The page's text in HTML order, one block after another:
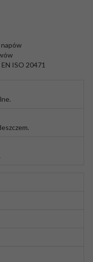
napów
ISO 20471